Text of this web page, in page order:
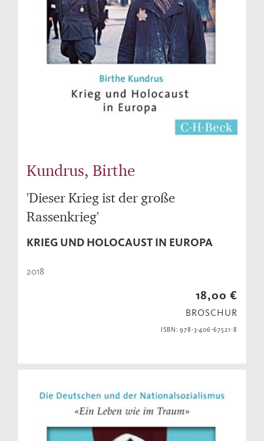
Kundrus, Birthe
'Dieser Krieg ist der große
Rassenkrieg'
KRIEG UND HOLOCAUST IN EUROPA
2018
18,00 €
BROSCHUR
ISBN: 978-3-406-67521-8